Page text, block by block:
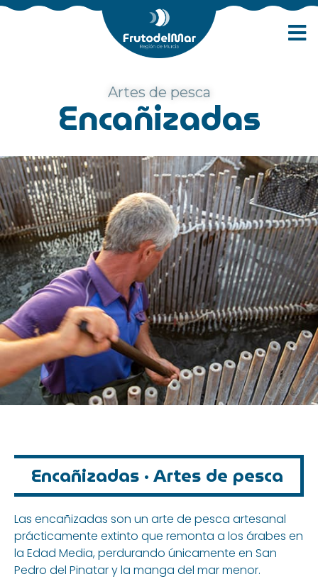
Artes de pesca
Encañizadas
Encañizadas · Artes de pesca
Las encañizadas son un arte de pesca artesanal
prácticamente extinto que remonta a los árabes en
la Edad Media, perdurando únicamente en San
Pedro del Pinatar y la manga del mar menor.